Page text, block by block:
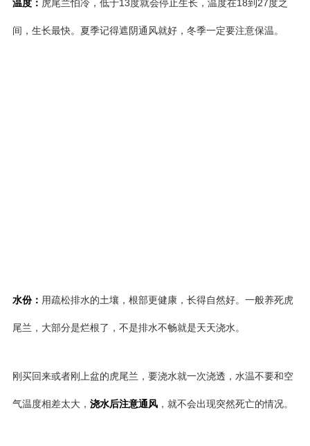
温度： 虎尾兰怕冷，低于13度就会停止生长，温度在18到27度之
间，生长最快。夏季记得遮阴通风就好，冬季一定要注意保温。
水份： 用疏松排水的土壤，根部更健康，长得自然好。一般养死虎
尾兰，大部分是烂根了，不是排水不畅就是天天浇水。
刚买回来或者刚上盆的虎尾兰，要浇水就一次浇透，水温不要和空
气温度相差太大， 浇水后注意通风 ，就不会出现突然死亡的情况。